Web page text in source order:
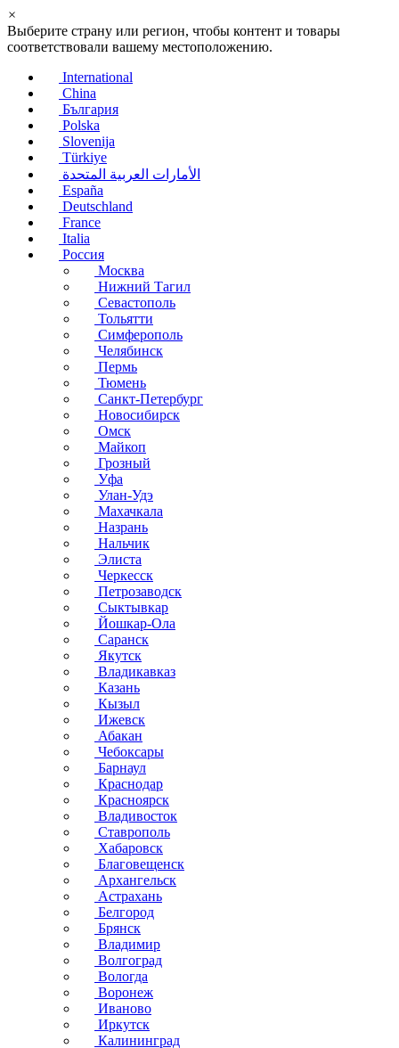
×
Выберите страну или регион, чтобы контент и товары
соответствовали вашему местоположению.
International
China
България
Polska
Slovenija
Türkiye
الأمارات العربية المتحدة
España
Deutschland
France
Italia
Россия
Москва
Нижний Тагил
Севастополь
Тольятти
Симферополь
Челябинск
Пермь
Тюмень
Санкт-Петербург
Новосибирск
Омск
Майкоп
Грозный
Уфа
Улан-Удэ
Махачкала
Назрань
Нальчик
Элиста
Черкесск
Петрозаводск
Сыктывкар
Йошкар-Ола
Саранск
Якутск
Владикавказ
Казань
Кызыл
Ижевск
Абакан
Чебоксары
Барнаул
Краснодар
Красноярск
Владивосток
Ставрополь
Хабаровск
Благовещенск
Архангельск
Астрахань
Белгород
Брянск
Владимир
Волгоград
Вологда
Воронеж
Иваново
Иркутск
Калининград